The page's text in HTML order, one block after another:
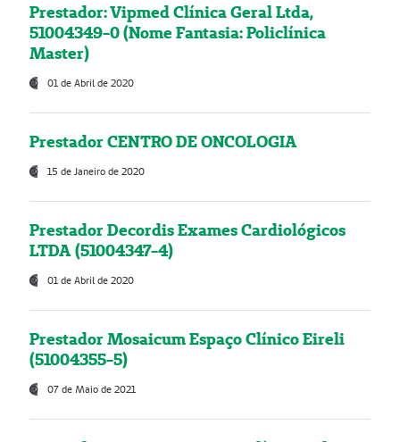
Prestador: Vipmed Clínica Geral Ltda,
51004349-0 (Nome Fantasia: Policlínica
Master)
01 de Abril de 2020
Prestador CENTRO DE ONCOLOGIA
15 de Janeiro de 2020
Prestador Decordis Exames Cardiológicos
LTDA (51004347-4)
01 de Abril de 2020
Prestador Mosaicum Espaço Clínico Eireli
(51004355-5)
07 de Maio de 2021